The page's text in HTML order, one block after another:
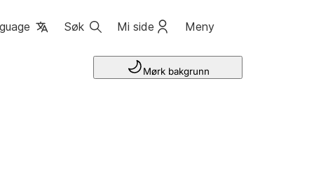
Søk Mi side Meny
Mørk bakgrunn